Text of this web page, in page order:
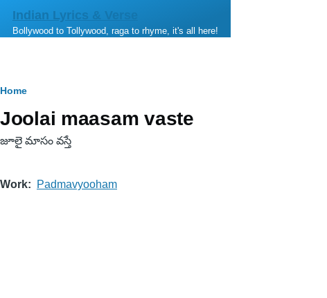
Skip to main content
Indian Lyrics & Verse
Bollywood to Tollywood, raga to rhyme, it's all here!
Breadcrumb
Home
Joolai maasam vaste
జూలై మాసం వస్తే
Work Padmavyooham